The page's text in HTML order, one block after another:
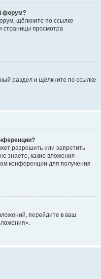
форум?
щёлкните по ссылке
страницы просмотра
раздел и щёлкните по ссылке
разрешить или запретить
знаете, какие вложения
конференции для получения
перейдите в ваш